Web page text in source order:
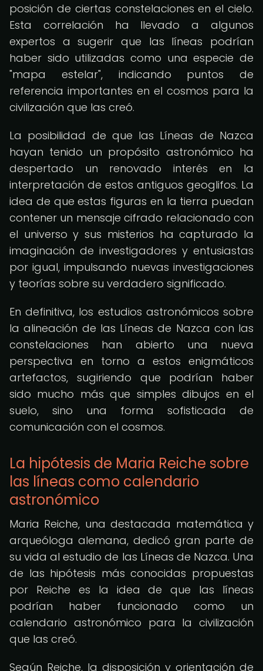
posición de ciertas constelaciones en el cielo.
Esta correlación ha llevado a algunos
expertos a sugerir que las líneas podrían
haber sido utilizadas como una especie de
"mapa estelar", indicando puntos de
referencia importantes en el cosmos para la
civilización que las creó.
La posibilidad de que las Líneas de Nazca
hayan tenido un propósito astronómico ha
despertado un renovado interés en la
interpretación de estos antiguos geoglifos. La
idea de que estas figuras en la tierra puedan
contener un mensaje cifrado relacionado con
el universo y sus misterios ha capturado la
imaginación de investigadores y entusiastas
por igual, impulsando nuevas investigaciones
y teorías sobre su verdadero significado.
En definitiva, los estudios astronómicos sobre
la alineación de las Líneas de Nazca con las
constelaciones han abierto una nueva
perspectiva en torno a estos enigmáticos
artefactos, sugiriendo que podrían haber
sido mucho más que simples dibujos en el
suelo, sino una forma sofisticada de
comunicación con el cosmos.
La hipótesis de Maria Reiche sobre
las líneas como calendario
astronómico
Maria Reiche, una destacada matemática y
arqueóloga alemana, dedicó gran parte de
su vida al estudio de las Líneas de Nazca. Una
de las hipótesis más conocidas propuestas
por Reiche es la idea de que las líneas
podrían haber funcionado como un
calendario astronómico para la civilización
que las creó.
Según Reiche, la disposición y orientación de